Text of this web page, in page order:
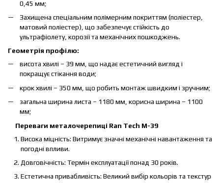
0,45 мм;
Захищена спеціальним полімерним покриттям (поліестер,
матовий поліестер), що забезпечує стійкість до
ультрафіолету, корозії та механічних пошкоджень.
Геометрія профілю:
висота хвилі – 39 мм, що надає естетичний вигляд і
покращує стікання води;
крок хвилі – 350 мм, що робить монтаж швидким і зручним;
загальна ширина листа – 1180 мм, корисна ширина – 1100
мм;
Переваги металочерепиці Ran Tech М-39
Висока міцність: Витримує значні механічні навантаження та
погодні впливи.
Довговічність: Термін експлуатації понад 30 років.
Естетична привабливість: Великий вибір кольорів та текстур